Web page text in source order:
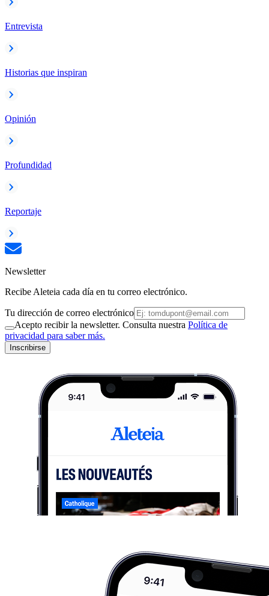
Entrevista
Historias que inspiran
Opinión
Profundidad
Reportaje
Newsletter
Recibe Aleteia cada día en tu correo electrónico.
Tu dirección de correo electrónico
Acepto recibir la newsletter. Consulta nuestra Política de
privacidad para saber más.
Inscribirse